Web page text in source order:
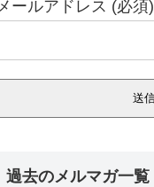
メールアドレス (必須)
過去のメルマガ一覧